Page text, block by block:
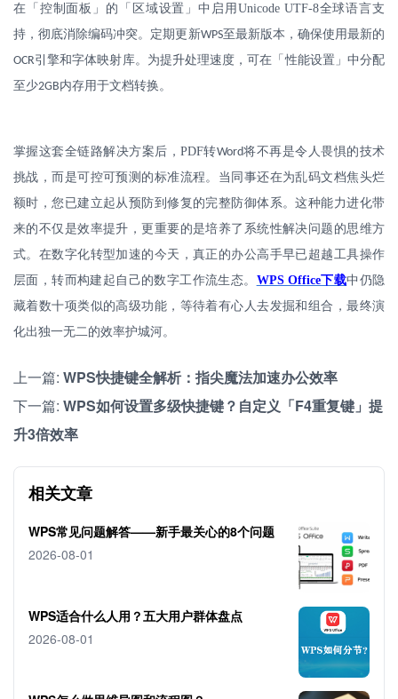
在「控制面板」的「区域设置」中启用 Unicode UTF-8全球语言支
持，彻底消除编码冲突。定期更新WPS至最新版本，确保使用最新的
OCR引擎和字体映射库。为提升处理速度，可在「性能设置」中分配
至少2GB内存用于文档转换。
掌握这套全链路解决方案后， PDF转Word将不再是令人畏惧的技术
挑战，而是可控可预测的标准流程。当同事还在为乱码文档焦头烂
额时，您已建立起从预防到修复的完整防御体系。这种能力进化带
来的不仅是效率提升，更重要的是培养了系统性解决问题的思维方
式。在数字化转型加速的今天，真正的办公高手早已超越工具操作
层面，转而构建起自己的数字工作流生态。 WPS Office下载中仍隐
藏着数十项类似的高级功能，等待着有心人去发掘和组合，最终演
化出独一无二的效率护城河。
上一篇: WPS快捷键全解析：指尖魔法加速办公效率
下一篇: WPS如何设置多级快捷键？自定义「F4重复键」提
升3倍效率
相关文章
WPS常见问题解答——新手最关心的8个问题
2026-08-01
WPS适合什么人用？五大用户群体盘点
2026-08-01